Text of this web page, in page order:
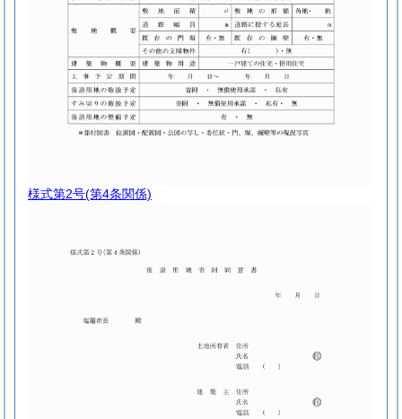
様式第2号(第4条関係)